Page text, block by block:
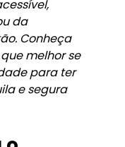
da
Conheça
melhor se
para ter
e segura